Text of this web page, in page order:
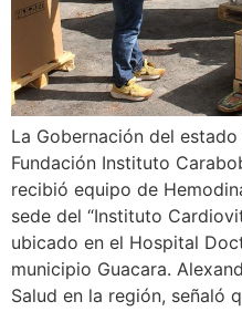
La Gobernación del
Fundación Instituto
recibió equipo de
sede del “Instituto
ubicado en el Hospital
municipio Guacara.
Salud en la región, señaló